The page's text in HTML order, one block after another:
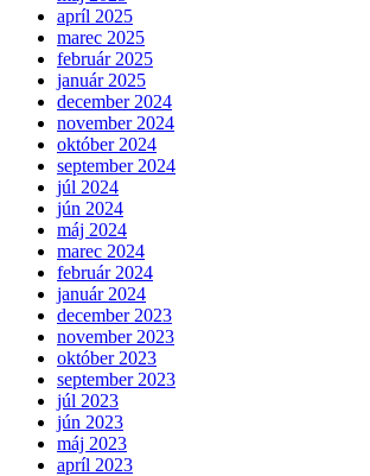
apríl 2025
marec 2025
február 2025
január 2025
december 2024
november 2024
október 2024
september 2024
júl 2024
jún 2024
máj 2024
marec 2024
február 2024
január 2024
december 2023
november 2023
október 2023
september 2023
júl 2023
jún 2023
máj 2023
apríl 2023